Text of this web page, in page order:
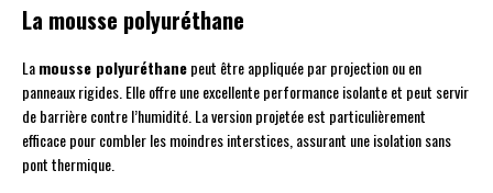
La mousse polyuréthane
Lamousse polyuréthanepeut être appliquée par projection ou en
panneaux rigides. Elle offre une excellente performance isolante et peut servir
de barrière contre l’humidité. La version projetée est particulièrement
efficace pour combler les moindres interstices, assurant une isolation sans
pont thermique.